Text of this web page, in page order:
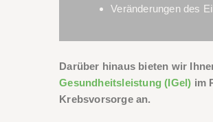
Veränderungen des
Darüber hinaus bieten wir
Gesundheitsleistung (IGel) im
Krebsvorsorge an.